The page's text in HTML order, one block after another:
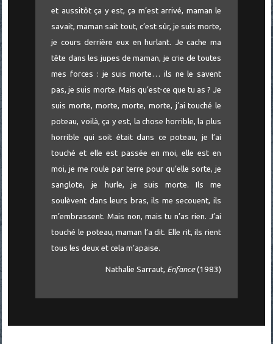
et aussitôt ça y est, ça m’est arrivé, maman le
savait, maman sait tout, c’est sûr, je suis morte,
je cours derrière eux en hurlant. Je cache ma
tête dans les jupes de maman, je crie de toutes
mes forces : je suis morte… ils ne le savent
pas, je suis morte. Mais qu’est-ce que tu as ? Je
suis morte, morte, morte, morte, j’ai touché le
poteau, voilà, ça y est, la chose horrible, la plus
horrible qui soit était dans ce poteau, je l’ai
touché et elle est passée en moi, elle est en
moi, je me roule par terre pour qu’elle sorte, je
sanglote, je hurle, je suis morte. Ils me
soulèvent dans leurs bras, ils me secouent, ils
m’embrassent. Mais non, mais tu n’as rien. J’ai
touché le poteau, maman l’a dit. Elle rit, ils rient
tous les deux et cela m’apaise.
Nathalie Sarraut, Enfance(1983)